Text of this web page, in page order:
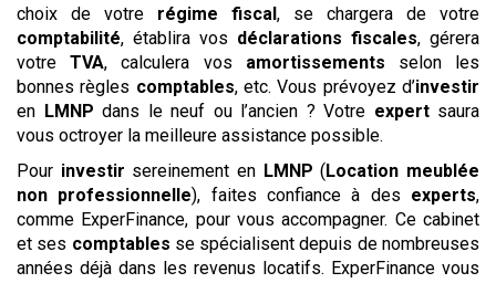
choix de votre régime fiscal , se chargera de votre
comptabilité, établira vos déclarations fiscales, gérera
votreTVA, calculera vos amortissements selon les
bonnes règles comptables, etc. Vous prévoyez d’investir
en LMNP dans le neuf ou l’ancien ? Votre expertsaura
vous octroyer la meilleure assistance possible.
Pour investir sereinement en LMNP ( Location meublée
non professionnelle), faites confiance à des experts,
comme ExperFinance, pour vous accompagner. Ce cabinet
et ses comptables se spécialisent depuis de nombreuses
années déjà dans les revenus locatifs. ExperFinance vous